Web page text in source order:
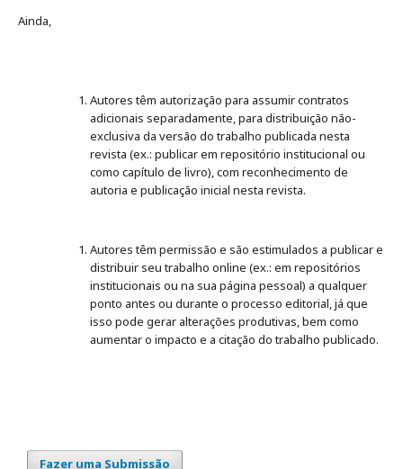
Ainda,
Autores têm autorização para assumir contratos
adicionais separadamente, para distribuição não-
exclusiva da versão do trabalho publicada nesta
revista (ex.: publicar em repositório institucional ou
como capítulo de livro), com reconhecimento de
autoria e publicação inicial nesta revista.
Autores têm permissão e são estimulados a publicar e
distribuir seu trabalho online (ex.: em repositórios
institucionais ou na sua página pessoal) a qualquer
ponto antes ou durante o processo editorial, já que
isso pode gerar alterações produtivas, bem como
aumentar o impacto e a citação do trabalho publicado.
Fazer uma Submissão